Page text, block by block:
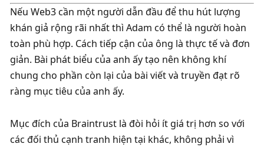
Nếu Web3 cần một người dẫn đầu để thu hút lượng
khán giả rộng rãi nhất thì Adam có thể là người hoàn
toàn phù hợp. Cách tiếp cận của ông là thực tế và đơn
giản. Bài phát biểu của anh ấy tạo nên không khí
chung cho phần còn lại của bài viết và truyền đạt rõ
ràng mục tiêu của anh ấy.
Mục đích của Braintrust là đòi hỏi ít giá trị hơn so với
các đối thủ cạnh tranh hiện tại khác, không phải vì